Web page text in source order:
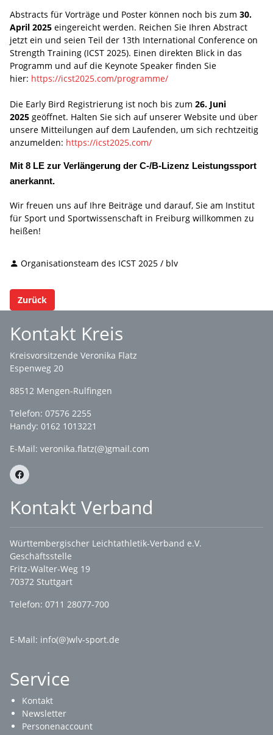
Abstracts für Vorträge und Poster können noch bis zum 30.
April 2025 eingereicht werden. Reichen Sie Ihren Abstract
jetzt ein und seien Teil der 13th International Conference on
Strength Training (ICST 2025). Einen direkten Blick in das
Programm und auf die Keynote Speaker finden Sie
hier: https://icst2025.com/programme/
Die Early Bird Registrierung ist noch bis zum 26. Juni
2025 geöffnet. Halten Sie sich auf unserer Website und über
unsere Mitteilungen auf dem Laufenden, um sich rechtzeitig
anzumelden: https://icst2025.com/
Mit 8 LE zur Verlängerung der C-/B-Lizenz Leistungssport
anerkannt.
Wir freuen uns auf Ihre Beiträge und darauf, Sie am Institut
für Sport und Sportwissenschaft in Freiburg willkommen zu
heißen!
Organisationsteam des ICST 2025 / blv
Zurück
Kontakt Kreis
Kreisvorsitzende Veronika Flatz
Espenweg 20
88512 Mengen-Rulfingen
Telefon: 07576 2255
Handy: 0162 1013221
E-Mail: veronika.flatz(@)gmail.com
Kontakt Verband
Württembergischer Leichtathletik-Verband e.V.
Geschäftsstelle
Fritz-Walter-Weg 19
70372 Stuttgart
Telefon: 0711 28077-700
E-Mail: info(@)wlv-sport.de
Service
Kontakt
Newsletter
Personenaccount